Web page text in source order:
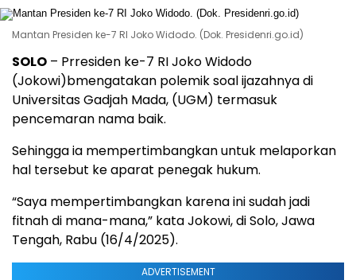
Mantan Presiden ke-7 RI Joko Widodo. (Dok. Presidenri.go.id)
SOLO – Prresiden ke-7 RI Joko Widodo
(Jokowi)bmengatakan polemik soal ijazahnya di
Universitas Gadjah Mada, (UGM) termasuk
pencemaran nama baik.
Sehingga ia mempertimbangkan untuk melaporkan
hal tersebut ke aparat penegak hukum.
“Saya mempertimbangkan karena ini sudah jadi
fitnah di mana-mana,” kata Jokowi, di Solo, Jawa
Tengah, Rabu (16/4/2025).
ADVERTISEMENT